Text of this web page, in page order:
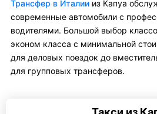
Трансфер в Италии из Капуа
современные автомобили с
водителями. Большой выбор
эконом класса с минимальной
для деловых поездок до
для групповых трансферов.